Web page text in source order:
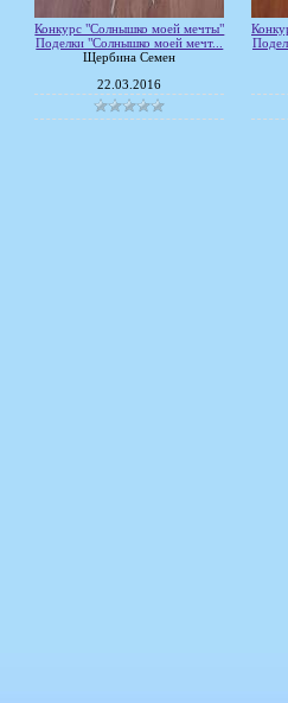
Конкурс "Солнышко моей мечты"
Поделки "Солнышко моей мечт...
Щербина Семен
22.03.2016